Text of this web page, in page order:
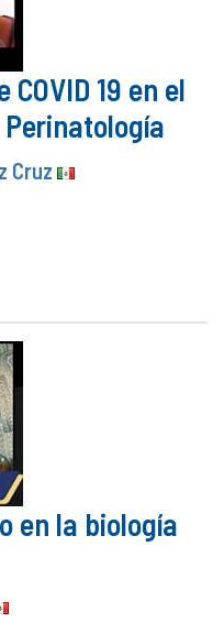
19 en el
Cruz
en la biología